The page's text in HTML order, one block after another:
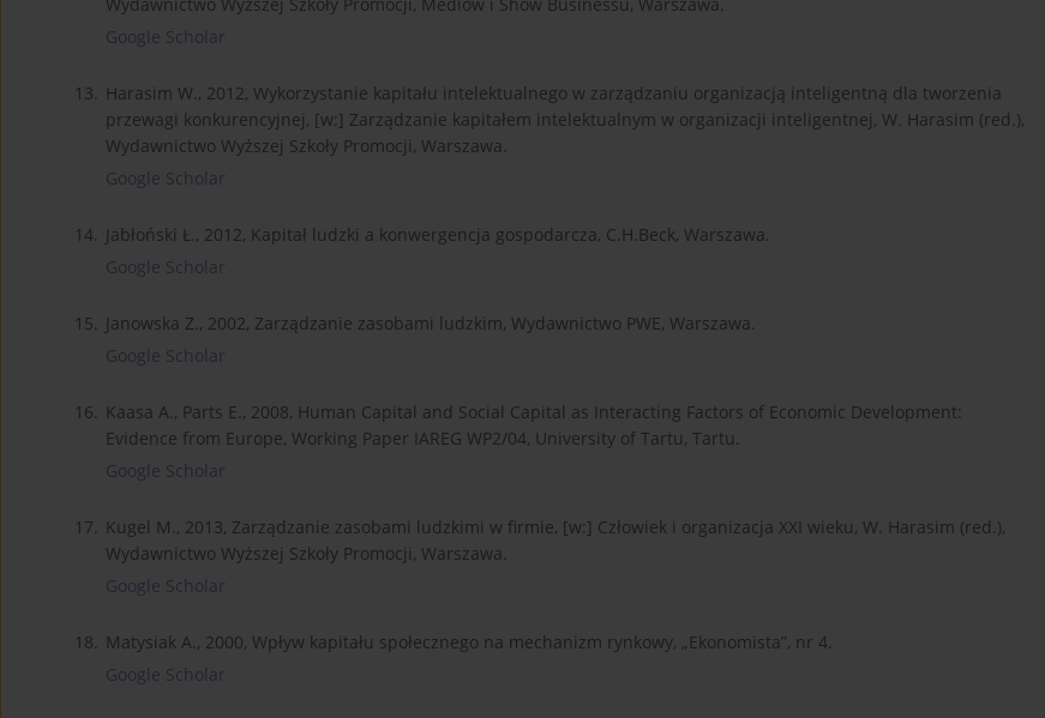
Wydawnictwo Wyższej Szkoły Promocji, Mediów i Show Businessu, Warszawa.
Google Scholar
13. Harasim W., 2012, Wykorzystanie kapitału intelektualnego w zarządzaniu organizacją inteligentną dla tworzenia
przewagi konkurencyjnej, [w:] Zarządzanie kapitałem intelektualnym w organizacji inteligentnej, W. Harasim (red.),
Wydawnictwo Wyższej Szkoły Promocji, Warszawa.
Google Scholar
14. Jabłoński Ł., 2012, Kapitał ludzki a konwergencja gospodarcza, C.H.Beck, Warszawa.
Google Scholar
15. Janowska Z., 2002, Zarządzanie zasobami ludzkim, Wydawnictwo PWE, Warszawa.
Google Scholar
16. Kaasa A., Parts E., 2008, Human Capital and Social Capital as Interacting Factors of Economic Development:
Evidence from Europe, Working Paper IAREG WP2/04, University of Tartu, Tartu.
Google Scholar
17. Kugel M., 2013, Zarządzanie zasobami ludzkimi w firmie, [w:] Człowiek i organizacja XXI wieku, W. Harasim (red.),
Wydawnictwo Wyższej Szkoły Promocji, Warszawa.
Google Scholar
18. Matysiak A., 2000, Wpływ kapitału społecznego na mechanizm rynkowy, „Ekonomista”, nr 4.
Google Scholar